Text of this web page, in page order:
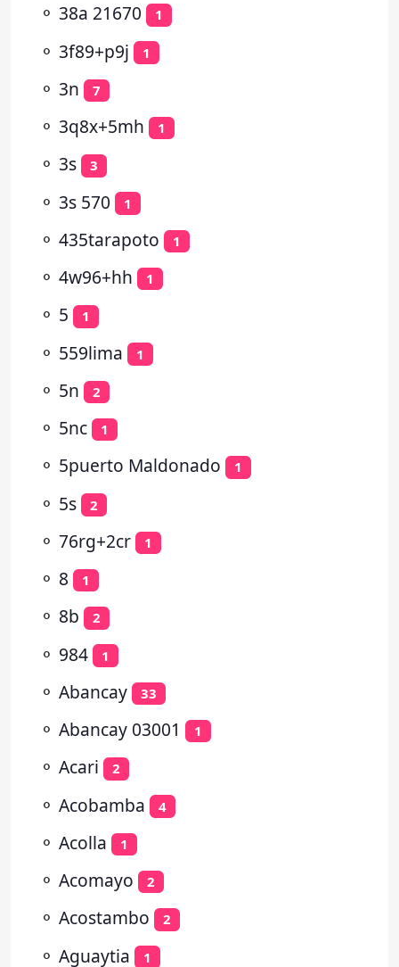
⚬ 38a 21670 1
⚬ 3f89+p9j 1
⚬ 3n 7
⚬ 3q8x+5mh 1
⚬ 3s 3
⚬ 3s 570 1
⚬ 435tarapoto 1
⚬ 4w96+hh 1
⚬ 5 1
⚬ 559lima 1
⚬ 5n 2
⚬ 5nc 1
⚬ 5puerto Maldonado 1
⚬ 5s 2
⚬ 76rg+2cr 1
⚬ 8 1
⚬ 8b 2
⚬ 984 1
⚬ Abancay 33
⚬ Abancay 03001 1
⚬ Acari 2
⚬ Acobamba 4
⚬ Acolla 1
⚬ Acomayo 2
⚬ Acostambo 2
⚬ Aguaytia 1